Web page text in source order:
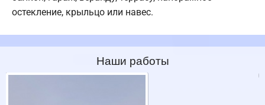
остекление, крыльцо или навес.
Наши работы